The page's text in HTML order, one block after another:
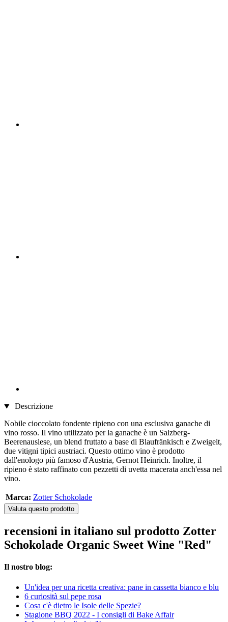
Descrizione
Nobile cioccolato fondente ripieno con una esclusiva ganache di
vino rosso. Il vino utilizzato per la ganache è un Salzberg-
Beerenauslese, un blend fruttato a base di Blaufränkisch e Zweigelt,
due vitigni tipici austriaci. Questo ottimo vino è prodotto
dall'enologo più famoso d'Austria, Gernot Heinrich. Inoltre, il
ripieno è stato raffinato con pezzetti di uvetta macerata anch'essa nel
vino.
Marca: Zotter Schokolade
Valuta questo prodotto
recensioni in italiano sul prodotto Zotter
Schokolade Organic Sweet Wine "Red"
Il nostro blog:
Un'idea per una ricetta creativa: pane in cassetta bianco e blu
6 curiosità sul pepe rosa
Cosa c'è dietro le Isole delle Spezie?
Stagione BBQ 2022 - I consigli di Bake Affair